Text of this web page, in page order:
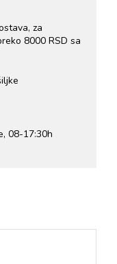
za
8000 RSD sa
08-17:30h